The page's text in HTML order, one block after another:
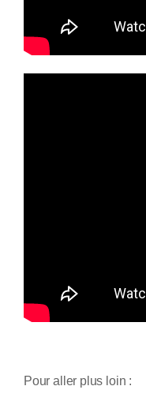
Pour aller plus loin :